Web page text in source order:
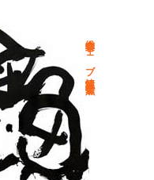
総合文学ウェブ情報誌 文学金魚